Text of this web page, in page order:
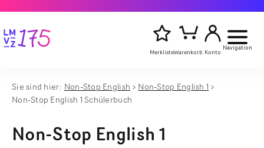
MerklisteWarenkorb Konto
Navigation
Sie sind hier: Non-Stop English
Non-Stop English 1
Non-Stop English 1 Schülerbuch
Non-Stop English 1
Titel,
Stichwort